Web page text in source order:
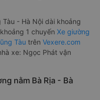
Tàu - Hà Nội dài khoảng
1 chuyến Xe giường
Tàu trên Vexere.com
xe: Ngọc Phát vận
nằm Bà Rịa - Bà